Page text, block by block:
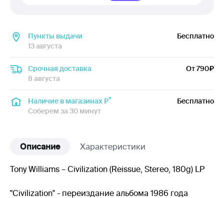
Пункты выдачи
13 августа
Бесплатно
Срочная доставка
8 августа
От 790
Наличие в магазинах Р
Соберем за 30 минут
Бесплатно
Описание Характеристики
Tony Williams – Civilization (Reissue, Stereo, 180g) LP
"Civilization" - переиздание альбома 1986 года